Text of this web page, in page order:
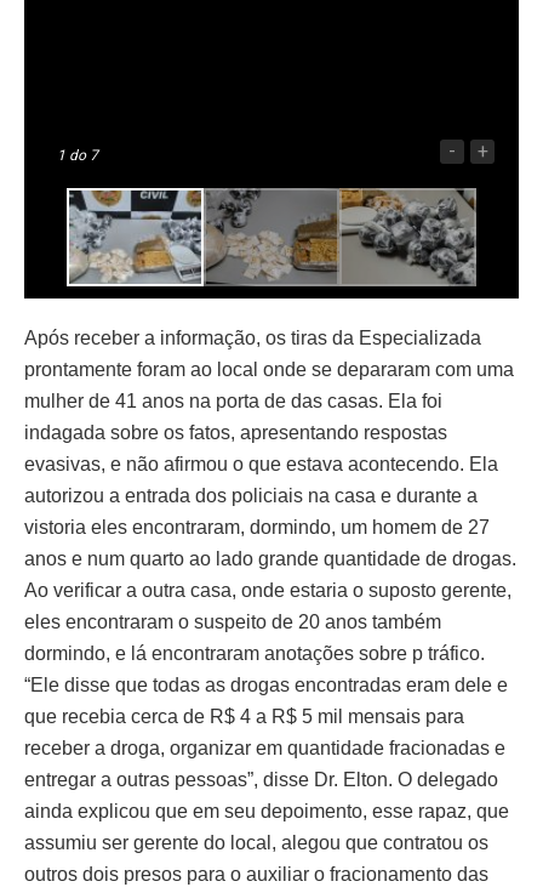
1 do 7 - +
Após receber a informação, os tiras da Especializada
prontamente foram ao local onde se depararam com uma
mulher de 41 anos na porta de das casas. Ela foi
indagada sobre os fatos, apresentando respostas
evasivas, e não afirmou o que estava acontecendo. Ela
autorizou a entrada dos policiais na casa e durante a
vistoria eles encontraram, dormindo, um homem de 27
anos e num quarto ao lado grande quantidade de drogas.
Ao verificar a outra casa, onde estaria o suposto gerente,
eles encontraram o suspeito de 20 anos também
dormindo, e lá encontraram anotações sobre p tráfico.
“Ele disse que todas as drogas encontradas eram dele e
que recebia cerca de R$ 4 a R$ 5 mil mensais para
receber a droga, organizar em quantidade fracionadas e
entregar a outras pessoas”, disse Dr. Elton. O delegado
ainda explicou que em seu depoimento, esse rapaz, que
assumiu ser gerente do local, alegou que contratou os
outros dois presos para o auxiliar o fracionamento das